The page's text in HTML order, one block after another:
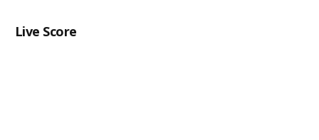
Live Score